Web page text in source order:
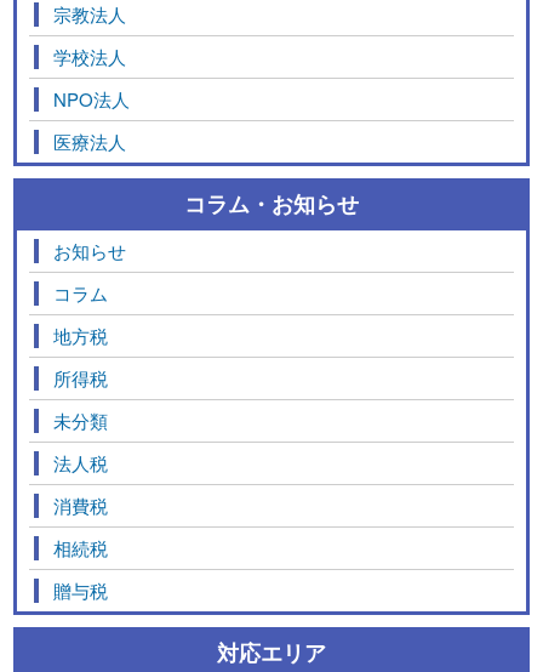
宗教法人
学校法人
NPO法人
医療法人
コラム・お知らせ
お知らせ
コラム
地方税
所得税
未分類
法人税
消費税
相続税
贈与税
対応エリア